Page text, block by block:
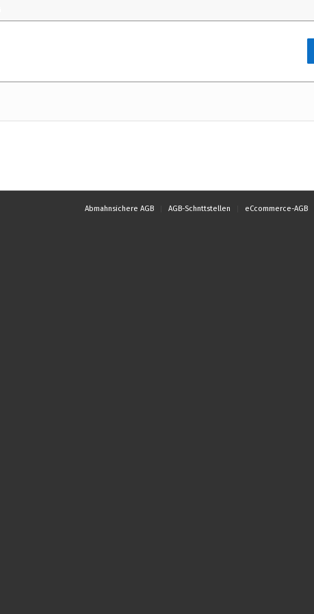
Abmahnsichere AGB AGB-Schnttstellen eCcommerce-AGB